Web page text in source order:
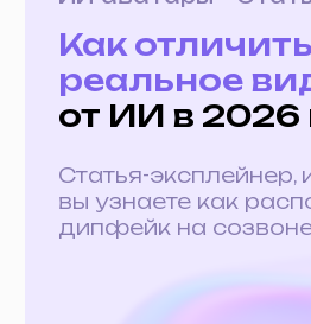
Статья-эксплейнер, из которой
дипфейк на созвоне